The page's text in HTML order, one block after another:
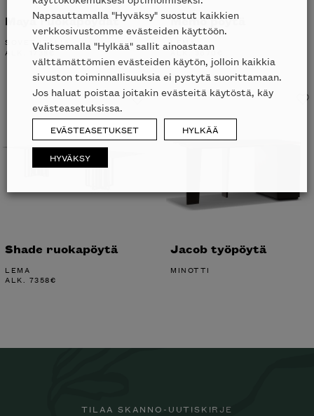
Maya ruokapöydät
SOVET ITALIA
ALK. 1738€
Memo pöytä
LEMA
ALK.3670
Shade ruokapöytä
LEMA
ALK. 7358€
Jacob työpöytä
MINOTTI
TILAA SKANNO-UUTISKIRJE
Napsauttamalla "Hyväksy" suostut kaikkien
verkkosivustomme evästeiden käyttöön.
Valitsemalla "Hylkää" sallit ainoastaan
välttämättömien evästeiden käytön, jolloin kaikkia
sivuston toiminnallisuuksia ei pystytä suorittamaan.
Jos haluat poistaa joitakin evästeitä käytöstä, käy
evästeasetuksissa.
EVÄSTEASETUKSET HYLKÄÄ
HYVÄKSY